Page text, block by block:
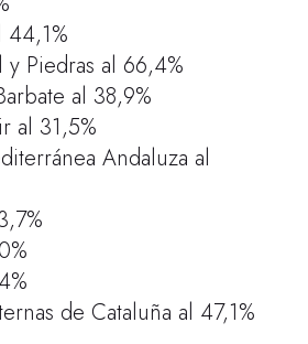
44,1%
Piedras al 66,4%
al 38,9%
al 31,5%
Andaluza al
de Cataluña al 47,1%